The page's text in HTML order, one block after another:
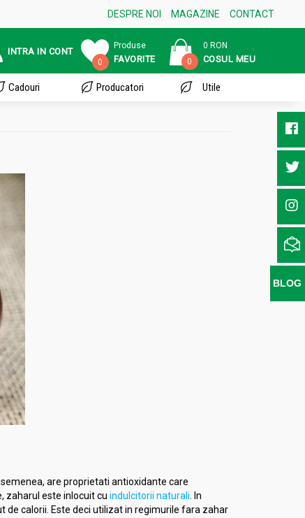
DESPRE NOI MAGAZINE CONTACT
INTRA IN CONT
0
Produse
FAVORITE 0
0 RON
COSUL MEU
Cadouri Producatori Utile
are proprietati antioxidante care
zaharul este inlocuit cu indulcitorii naturali . In
de calorii. Este deci utilizat in regimurile fara zahar
BLOG